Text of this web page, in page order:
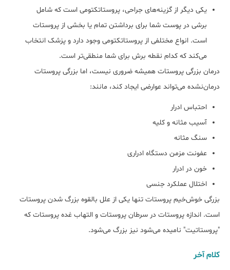
یکی دیگر از گزینه‌های جراحی، پروستاتکتومی است که شامل
برشی در پوست شما برای برداشتن تمام یا بخشی از پروستات
است. انواع مختلفی از پروستاتکتومی وجود دارد و پزشک انتخاب
می‌کند که کدام نقطه برش برای شما منطقی‌تر است.
درمان بزرگی پروستات همیشه ضروری نیست، اما بزرگی پروستات
درمان‌نشده می‌تواند عوارضی ایجاد کند، مانند:
احتباس ادرار
آسیب مثانه و کلیه
سنگ مثانه
عفونت مزمن دستگاه ادراری
خون در ادرار
اختلال عملکرد جنسی
بزرگی خوش‌خیم پروستات تنها یکی از علل بالقوه بزرگ شدن پروستات
است. اندازه پروستات در سرطان پروستات و التهاب غده پروستات که
"پروستاتیت" نامیده می‌شود نیز بزرگ می‌شود.
کلام آخر